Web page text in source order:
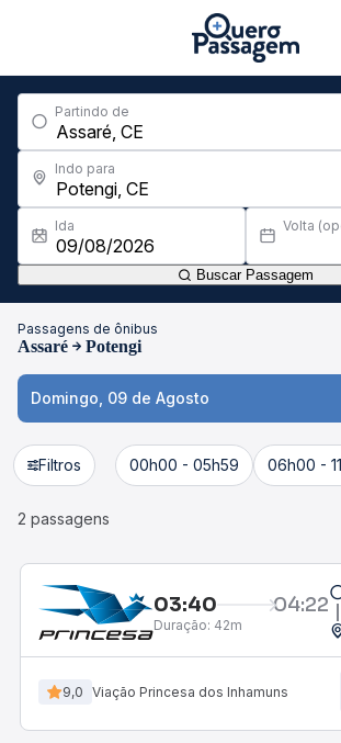
Partindo de
Indo para
Ida Volta
Buscar Passagem
Passagens de ônibus
Assaré Potengi
Domingo, 09 de Agosto
Filtros 00h00 - 05h59 06h00 -
2 passagens
03:40 04:22
Duração: 42m
9,0 Viação Princesa dos Inhamuns